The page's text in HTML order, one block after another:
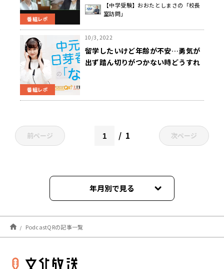
番組レポ
【中学受験】おおたとしまさの「校長
室訪問」
番組レポ
10/3, 2022
留学したいけど年齢が不安…勇気が
出ず踏ん切りがつかない時どうすれ
前ページ 1 次ページ
年月別で見る
2026年08月
2026年07月
2026年06月
PodcastQRの記事一覧